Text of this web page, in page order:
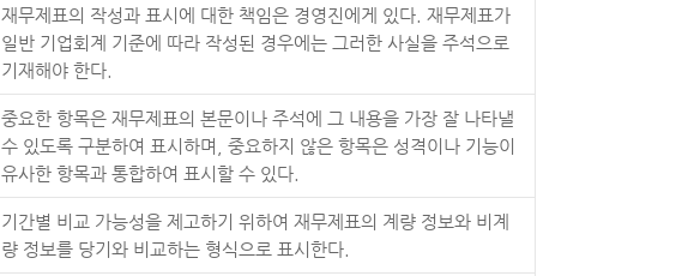
재무제표의 작성과 표시에 대한 책임은 경영진에게 있다. 재무제표가
일반 기업회계 기준에 따라 작성된 경우에는 그러한 사실을 주석으로
기재해야 한다.
중요한 항목은 재무제표의 본문이나 주석에 그 내용을 가장 잘 나타낼
수 있도록 구분하여 표시하며, 중요하지 않은 항목은 성격이나 기능이
유사한 항목과 통합하여 표시할 수 있다.
기간별 비교 가능성을 제고하기 위하여 재무제표의 계량 정보와 비계
량 정보를 당기와 비교하는 형식으로 표시한다.